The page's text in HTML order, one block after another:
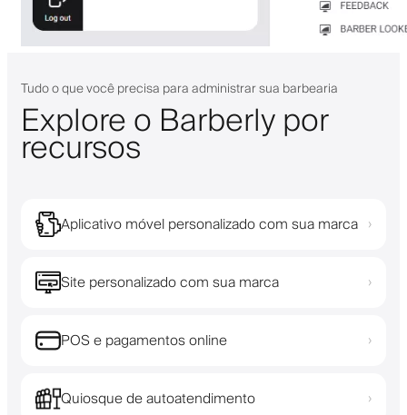
Tudo o que você precisa para administrar sua barbearia
Explore o Barberly por
recursos
Aplicativo móvel personalizado com sua marca ›
Site personalizado com sua marca ›
POS e pagamentos online ›
Quiosque de autoatendimento ›